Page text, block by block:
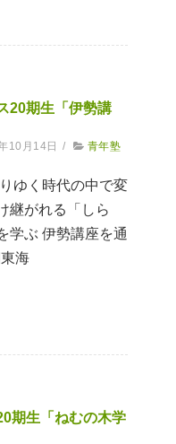
20期生「伊勢講
10月14日 / 青年塾
ゆく時代の中で変
継がれる「しら
学ぶ 伊勢講座を通
海
期生「ねむの木学